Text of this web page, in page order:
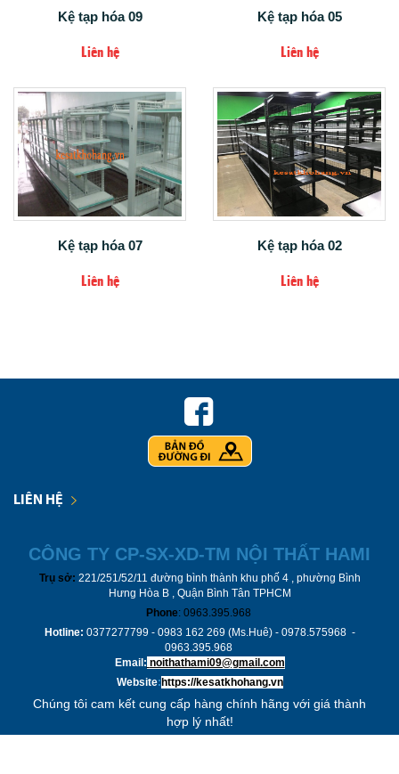
Kệ tạp hóa 09
Liên hệ
Kệ tạp hóa 05
Liên hệ
Kệ tạp hóa 07
Liên hệ
Kệ tạp hóa 02
Liên hệ
LIÊN HỆ
CÔNG TY CP-SX-XD-TM NỘI THẤT HAMI
Trụ sở: 221/251/52/11 đường bình thành khu phố 4 , phường Bình
Hưng Hòa B , Quận Bình Tân TPHCM
Phone: 0963.395.968
Hotline: 0377277799 - 0983 162 269 (Ms.Huê) - 0978.575968 -
0963.395.968
Email: noithathami09@gmail.com
Website: https://kesatkhohang.vn
Chúng tôi cam kết cung cấp hàng chính hãng với giá thành
hợp lý nhất!